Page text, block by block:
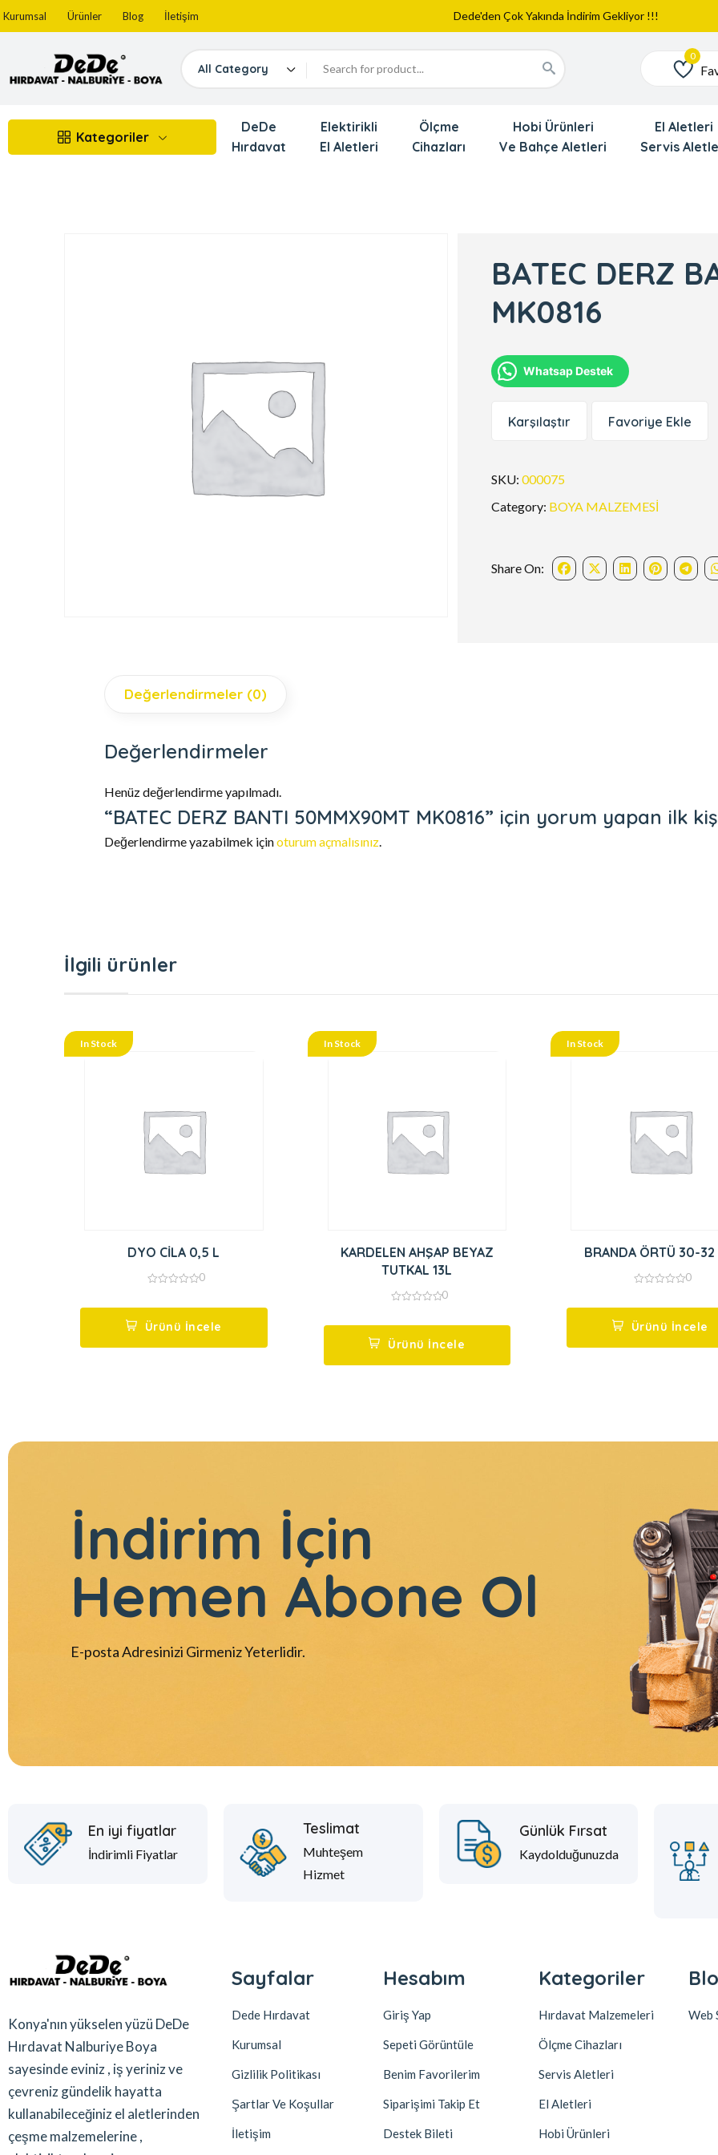
Kurumsal Ürünler Blog İletişim
Web Sitemiz Yayında
Yeni Eklenen Ürünlerimizi İnceledinizmi ?
All Category Favoriler
Kategoriler
DeDe
Hırdavat
Elektirikli
El Aletleri
Ölçme
Cihazları
Hobi Ürünleri
Ve Bahçe Aletleri
El Aletleri
Servis
BATEC DERZ
MK0816
Whatsap Destek
Karşılaştır Favoriye Ekle
SKU:000075
Category: BOYA MALZEMESİ
Share On:
Değerlendirmeler (0)
Değerlendirmeler
Henüz değerlendirme yapılmadı.
“BATEC DERZ BANTI 50MMX90MT MK0816” için yorum yapan ilk
Değerlendirme yazabilmek içinoturum açmalısınız.
İlgili ürünler
In Stock
DYO CİLA 0,5 L
5
0
Ürünü İncele
In Stock
KARDELEN AHŞAP BEYAZ
TUTKAL 13L
5
0
Ürünü İncele
In Stock
BRANDA ÖRTÜ 30-32
5
0
Ürünü İncele
İndirim İçin
Hemen Abone Ol
E-posta Adresinizi Girmeniz Yeterlidir.
En iyi fiyatlar
İndirimli Fiyatlar
Teslimat
Muhteşem
Hizmet
Günlük Fırsat
Kaydolduğunuzda
Konya'nın yükselen yüzü DeDe
Hırdavat Nalburiye Boya
sayesinde eviniz , iş yeriniz ve
çevreniz gündelik hayatta
kullanabileceğiniz el aletlerinden
çeşme malzemelerine ,
Sayfalar
Dede Hırdavat
Kurumsal
Gizlilik Politikası
Şartlar Ve Koşullar
İletişim
Hesabım
Giriş Yap
Sepeti Görüntüle
Benim Favorilerim
Siparişimi Takip Et
Destek Bileti
Kategoriler
Hırdavat Malzemeleri
Ölçme Cihazları
Servis Aletleri
El Aletleri
Hobi Ürünleri
Web